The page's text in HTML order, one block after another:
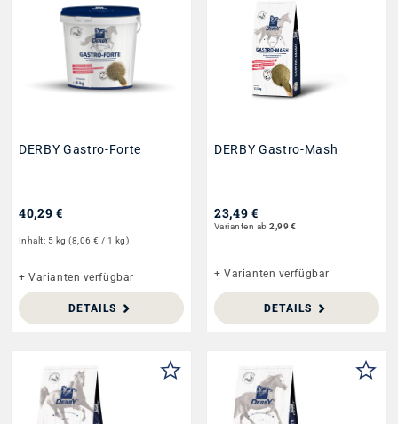
DERBY Gastro-Forte
40,29 €
Inhalt: 5 kg(8,06 € / 1 kg)
+ Varianten verfügbar
DETAILS
DERBY Gastro-Mash
23,49 €
Varianten ab 2,99 €
+ Varianten verfügbar
DETAILS